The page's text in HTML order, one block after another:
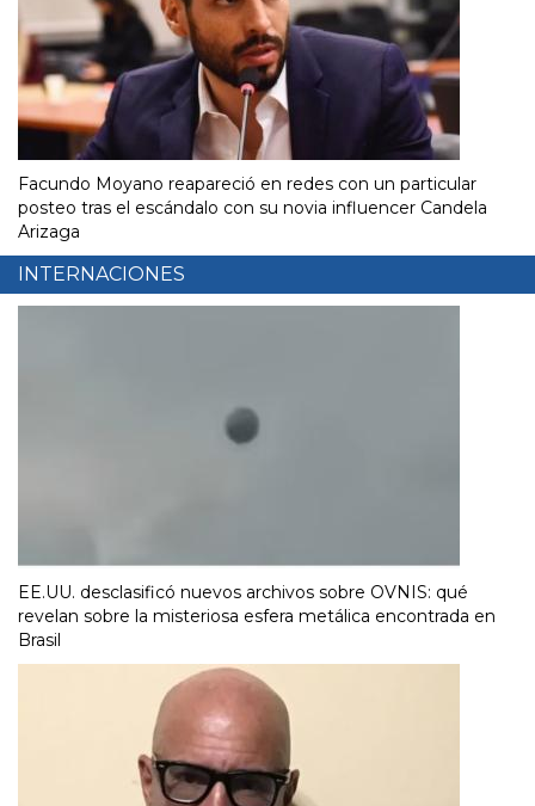
Facundo Moyano reapareció en redes con un particular
posteo tras el escándalo con su novia influencer Candela
Arizaga
INTERNACIONES
EE.UU. desclasificó nuevos archivos sobre OVNIS: qué
revelan sobre la misteriosa esfera metálica encontrada en
Brasil